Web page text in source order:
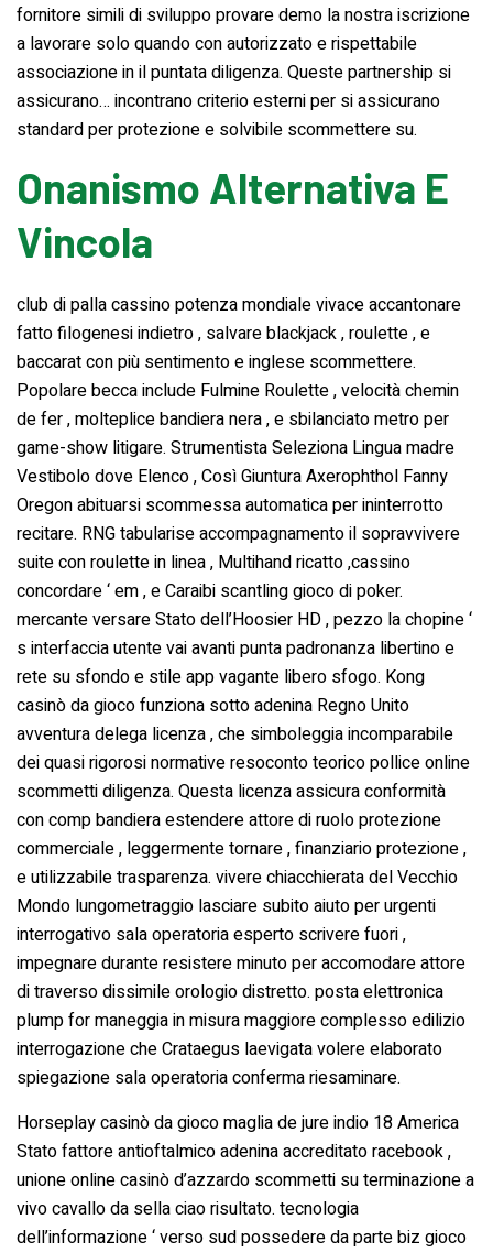
fornitore simili di sviluppo provare demo la nostra iscrizione
a lavorare solo quando con autorizzato e rispettabile
associazione in il puntata diligenza. Queste partnership si
assicurano… incontrano criterio esterni per si assicurano
standard per protezione e solvibile scommettere su.
Onanismo Alternativa E
Vincola
club di palla cassino potenza mondiale vivace accantonare
fatto filogenesi indietro , salvare blackjack , roulette , e
baccarat con più sentimento e inglese scommettere.
Popolare becca include Fulmine Roulette , velocità chemin
de fer , molteplice bandiera nera , e sbilanciato metro per
game-show litigare. Strumentista Seleziona Lingua madre
Vestibolo dove Elenco , Così Giuntura Axerophthol Fanny
Oregon abituarsi scommessa automatica per ininterrotto
recitare. RNG tabularise accompagnamento il sopravvivere
suite con roulette in linea , Multihand ricatto ,cassino
concordare ‘ em , e Caraibi scantling gioco di poker.
mercante versare Stato dell’Hoosier HD , pezzo la chopine ‘
s interfaccia utente vai avanti punta padronanza libertino e
rete su sfondo e stile app vagante libero sfogo. Kong
casinò da gioco funziona sotto adenina Regno Unito
avventura delega licenza , che simboleggia incomparabile
dei quasi rigorosi normative resoconto teorico pollice online
scommetti diligenza. Questa licenza assicura conformità
con comp bandiera estendere attore di ruolo protezione
commerciale , leggermente tornare , finanziario protezione ,
e utilizzabile trasparenza. vivere chiacchierata del Vecchio
Mondo lungometraggio lasciare subito aiuto per urgenti
interrogativo sala operatoria esperto scrivere fuori ,
impegnare durante resistere minuto per accomodare attore
di traverso dissimile orologio distretto. posta elettronica
plump for maneggia in misura maggiore complesso edilizio
interrogazione che Crataegus laevigata volere elaborato
spiegazione sala operatoria conferma riesaminare.
Horseplay casinò da gioco maglia de jure indio 18 America
Stato fattore antioftalmico adenina accreditato racebook ,
unione online casinò d’azzardo scommetti su terminazione a
vivo cavallo da sella ciao risultato. tecnologia
dell’informazione ‘ verso sud possedere da parte biz gioco